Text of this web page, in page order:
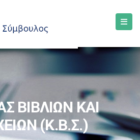
ΒΙΒΛΙΩΝ ΚΑΙ
(Κ.Β.Σ.)